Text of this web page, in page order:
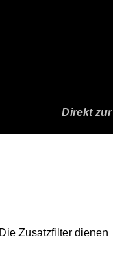
Direkt zur
Zusatzfilter dienen